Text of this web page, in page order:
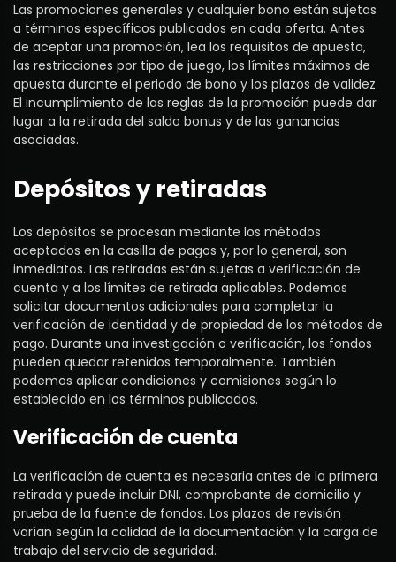
Las promociones generales y cualquier bono están sujetas
a términos específicos publicados en cada oferta. Antes
de aceptar una promoción, lea los requisitos de apuesta,
las restricciones por tipo de juego, los límites máximos de
apuesta durante el periodo de bono y los plazos de validez.
El incumplimiento de las reglas de la promoción puede dar
lugar a la retirada del saldo bonus y de las ganancias
asociadas.
Depósitos y retiradas
Los depósitos se procesan mediante los métodos
aceptados en la casilla de pagos y, por lo general, son
inmediatos. Las retiradas están sujetas a verificación de
cuenta y a los límites de retirada aplicables. Podemos
solicitar documentos adicionales para completar la
verificación de identidad y de propiedad de los métodos de
pago. Durante una investigación o verificación, los fondos
pueden quedar retenidos temporalmente. También
podemos aplicar condiciones y comisiones según lo
establecido en los términos publicados.
Verificación de cuenta
La verificación de cuenta es necesaria antes de la primera
retirada y puede incluir DNI, comprobante de domicilio y
prueba de la fuente de fondos. Los plazos de revisión
varían según la calidad de la documentación y la carga de
trabajo del servicio de seguridad.